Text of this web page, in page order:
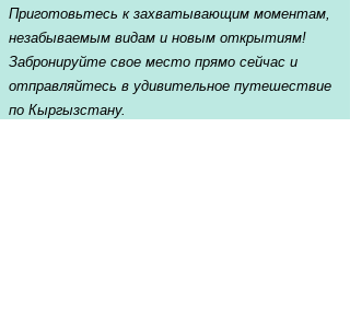
Приготовьтесь к захватывающим моментам,
незабываемым видам и новым открытиям!
Забронируйте свое место прямо сейчас и
отправляйтесь в удивительное путешествие
по Кыргызстану.